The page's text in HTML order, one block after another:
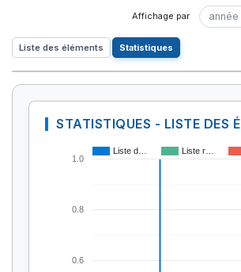
Liste des éléments Statistiques
STATISTIQUES - LISTE DES
Liste d… Liste r…
0.6
0.8
1.0